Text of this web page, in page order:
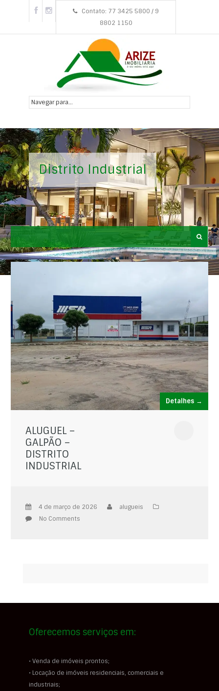
Contato: 77 3425 5800 / 9
8802 1150
Distrito Industrial
Detalhes →
ALUGUEL –
GALPÃO –
DISTRITO
INDUSTRIAL
4 de março de 2026
alugueis
No Comments
Oferecemos serviços em:
• Venda de imóveis prontos;
• Locação de imóveis residenciais, comerciais e
industriais;